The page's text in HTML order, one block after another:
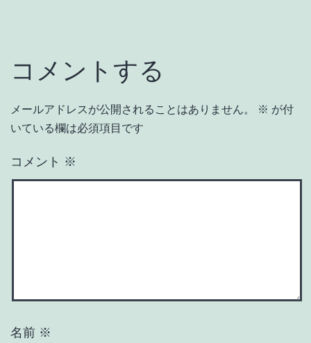
コメントする
メールアドレスが公開されることはありません。 ※ が付
いている欄は必須項目です
コメント ※
名前 ※